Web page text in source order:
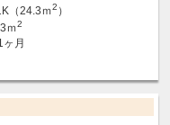
（24.3ｍ2 ）
ｍ2
月